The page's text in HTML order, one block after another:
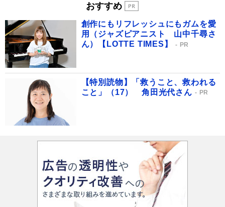
おすすめ
創作にもリフレッシュにもガムを愛
用（ジャズピアニスト 山中千尋さ
ん）【LOTTE TIMES】
PR
【特別読物】「救うこと、救われる
こと」（17） 角田光代さん
PR